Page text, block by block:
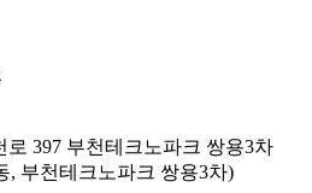
397 부천테크노파크 쌍용3차
, 부천테크노파크 쌍용3차)